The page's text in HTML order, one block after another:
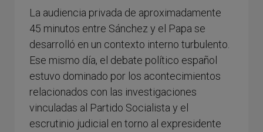
La audiencia privada de aproximadamente
45 minutos entre Sánchez y el Papa se
desarrolló en un contexto interno turbulento.
Ese mismo día, el debate político español
estuvo dominado por los acontecimientos
relacionados con las investigaciones
vinculadas al Partido Socialista y el
escrutinio judicial en torno al expresidente